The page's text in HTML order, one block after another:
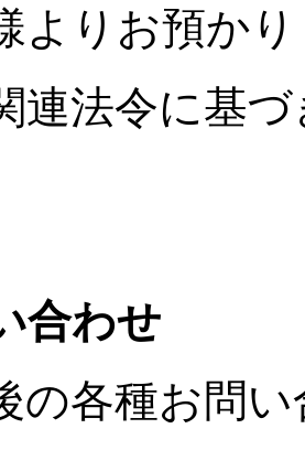
よりお預か
連法令に基
合わせ
の各種お問